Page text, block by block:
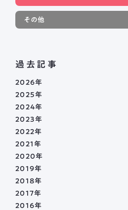
その他
過去記事
2026年
2025年
2024年
2023年
2022年
2021年
2020年
2019年
2018年
2017年
2016年